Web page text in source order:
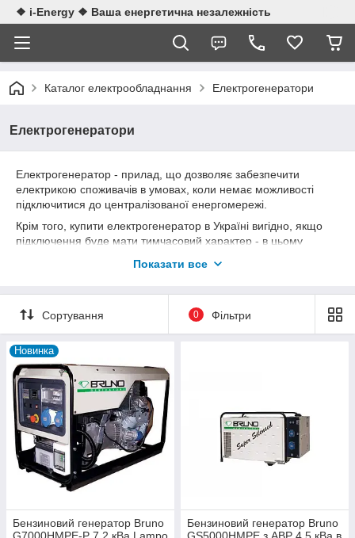
❖ i-Energy ❖ Ваша енергетична незалежність
Каталог електрообладнання Електрогенератори
Електрогенератори
Електрогенератор - прилад, що дозволяє забезпечити
електрикою споживачів в умовах, коли немає можливості
підключитися до централізованої енергомережі.
Крім того, купити електрогенератор в Україні вигідно, якщо
підключення буде мати тимчасовий характер - в цьому
експлуатацію виявляться менше, ніж оплата послуг з
Малогабаритні переносні пристрої затребувані при поїздках
на природу, риболовлю, для кемпінгу або дачі, великого
корпоративу / пікніка на природі. Ще одна важлива функція
електричних генераторів - це використання їх в якості
резервного джерела генерації електрики на випадок
зникнення (або нестабільну подачу) централізованого
енергопостачання.
Частота використання електрогенеруючих установок зростає
в осінній і зимовий період, коли збільшується навантаження
на електромережі та виникають перебої.
Показати все
Сортування 0 Фільтри
Новинка
Бензиновий генератор Bruno
Бензиновий генератор Bruno